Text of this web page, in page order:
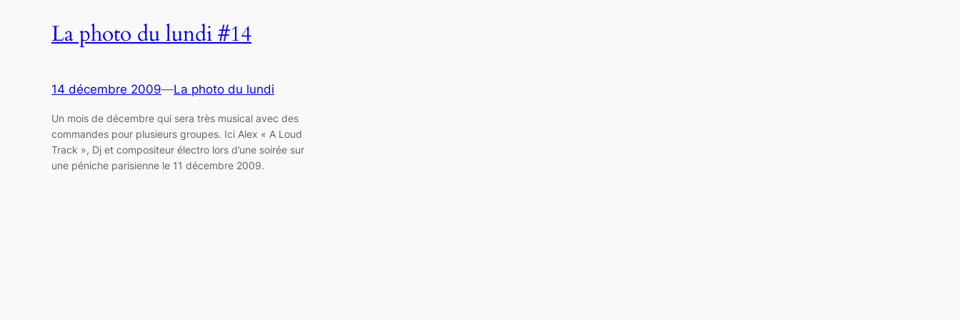
La photo du lundi #14
14 décembre 2009—La photo du lundi
Un mois de décembre qui sera très musical avec des
commandes pour plusieurs groupes. Ici Alex « A Loud
Track », Dj et compositeur électro lors d’une soirée sur
une péniche parisienne le 11 décembre 2009.